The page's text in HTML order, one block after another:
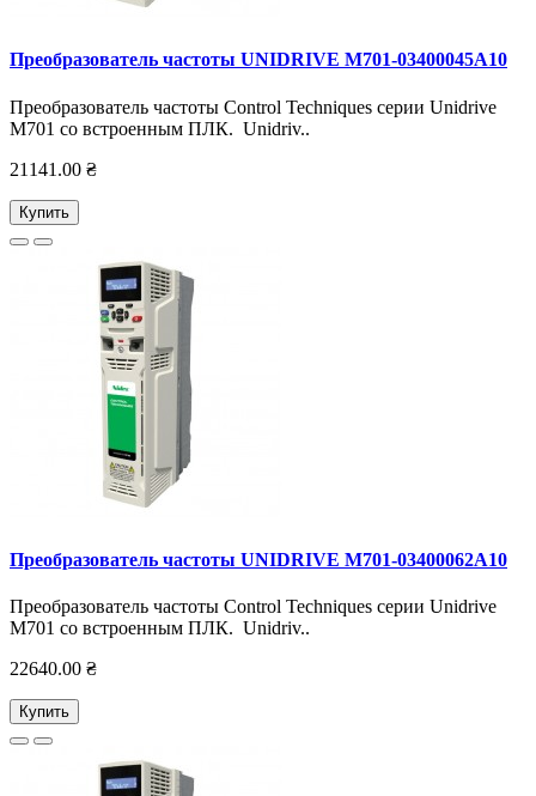
Преобразователь частоты UNIDRIVE M701-03400045А10
Преобразователь частоты Control Techniques серии Unidrive
M701 со встроенным ПЛК. Unidriv..
21141.00 ₴
Купить
Преобразователь частоты UNIDRIVE M701-03400062А10
Преобразователь частоты Control Techniques серии Unidrive
M701 со встроенным ПЛК. Unidriv..
22640.00 ₴
Купить